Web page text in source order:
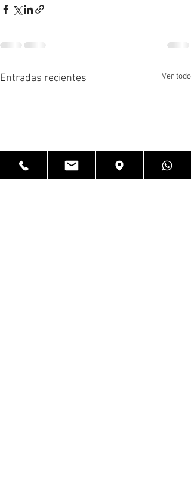
Entradas recientes Ver todo